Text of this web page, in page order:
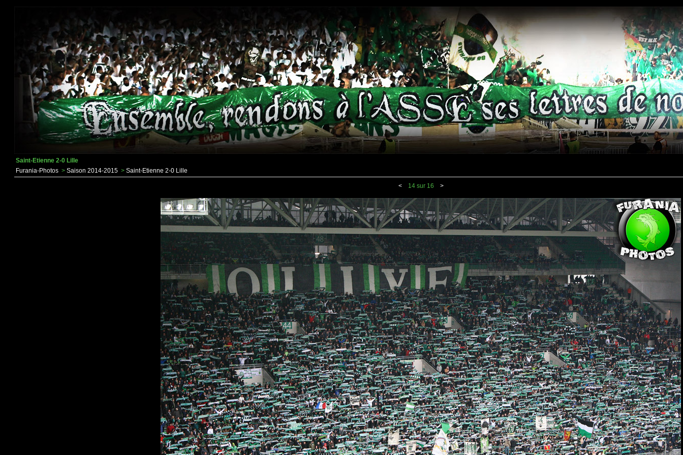
Saint-Etienne 2-0 Lille
Furania-Photos > Saison 2014-2015 > Saint-Etienne 2-0 Lille
< 14 sur 16 >